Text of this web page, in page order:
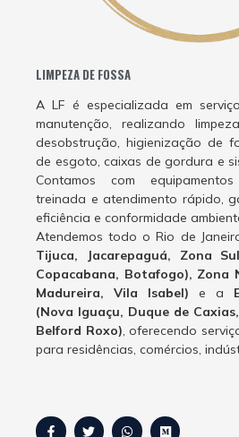
LIMPEZA DE FOSSA
A LF é especializada em
manutenção, realizando
desobstrução, higienização de
de esgoto, caixas de gordura e
Contamos com
treinada e atendimento rápido,
eficiência e conformidade
Atendemos todo o Rio de
Tijuca, Jacarepaguá, Zona
Copacabana, Botafogo), Zona
Madureira, Vila Isabel) e a
(Nova Iguaçu, Duque de
Belford Roxo), oferecendo
para residências, comércios,